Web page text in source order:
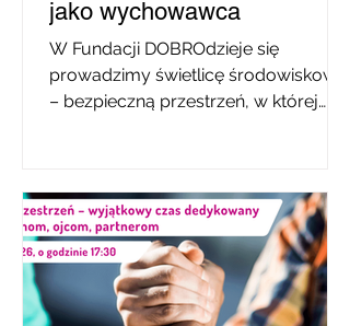
jako wychowawca
W Fundacji DOBROdzieje się
prowadzimy świetlicę środowiskową
– bezpieczną przestrzeń, w której
na stanowisko wychowawcy /
wychowawczyni (1/4 etatu). Co
oferujemy? umowę o pracę
elastyczny grafik ustalany wspólnie z
zespołem pracę w zaangażowanym i